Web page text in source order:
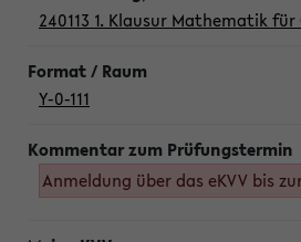
240113 1. Klausur Mathematik für
Y-0-111
Anmeldung über das eKVV bis